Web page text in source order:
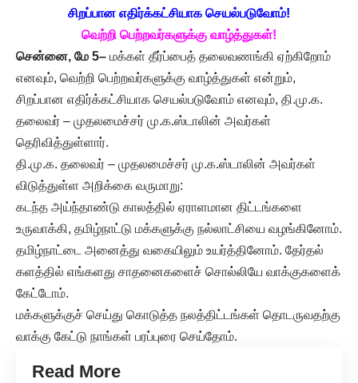
சிறப்பான எதிர்க்கட்சியாக செயல்படுவோம்!
வெற்றி பெற்றவர்களுக்கு வாழ்த்துகள்!
சென்னை, மே 5– மக்கள் தீர்ப்பைத் தலைவணங்கி ஏற்கிறோம்
எனவும், வெற்றி பெற்றவர்களுக்கு வாழ்த்துகள் என்றும்,
சிறப்பான எதிர்க்கட்சியாக செயல்படுவோம் எனவும், தி.மு.க.
தலைவர் – முதலமைச்சர் மு.க.ஸ்டாலின் அவர்கள்
தெரிவித்துள்ளார்.
தி.மு.க. தலைவர் – முதலமைச்சர் மு.க.ஸ்டாலின் அவர்கள்
விடுத்துள்ள அறிக்கை வருமாறு:
கடந்த அய்ந்தாண்டு காலத்தில் ஏராளமான திட்டங்களை
உருவாக்கி, தமிழ்நாட்டு மக்களுக்கு நல்லாட்சியை வழங்கினோம்.
தமிழ்நாட்டை அனைத்து வகையிலும் உயர்த்தினோம். தேர்தல்
களத்தில் எங்களது சாதனைகளைச் சொல்லியே வாக்குகளைக்
கேட்டோம்.
மக்களுக்குச் செய்து கொடுத்த நலத்திட்டங்கள் தொடருவதற்கு
வாக்கு கேட்டு நாங்கள் பரப்புரை செய்தோம்.
Read More